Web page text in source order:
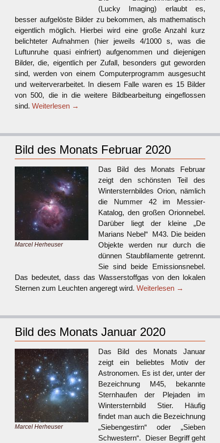
(Lucky Imaging) erlaubt es,
besser aufgelöste Bilder zu bekommen, als mathematisch
eigentlich möglich. Hierbei wird eine große Anzahl kurz
belichteter Aufnahmen (hier jeweils 4/1000 s, was die
Luftunruhe quasi einfriert) aufgenommen und diejenigen
Bilder, die, eigentlich per Zufall, besonders gut geworden
sind, werden von einem Computerprogramm ausgesucht
und weiterverarbeitet. In diesem Falle waren es 15 Bilder
von 500, die in die weitere Bildbearbeitung eingeflossen
sind. Weiterlesen →
Bild des Monats Februar 2020
Marcel Herheuser
Das Bild des Monats Februar
zeigt den schönsten Teil des
Wintersternbildes Orion, nämlich
die Nummer 42 im Messier-
Katalog, den großen Orionnebel.
Darüber liegt der kleine „De
Marians Nebel“ M43. Die beiden
Objekte werden nur durch die
dünnen Staubfilamente getrennt.
Sie sind beide Emissionsnebel.
Das bedeutet, dass das Wasserstoffgas von den lokalen
Sternen zum Leuchten angeregt wird. Weiterlesen →
Bild des Monats Januar 2020
Marcel Herheuser
Das Bild des Monats Januar
zeigt ein beliebtes Motiv der
Astronomen. Es ist der, unter der
Bezeichnung M45, bekannte
Sternhaufen der Plejaden im
Wintersternbild Stier. Häufig
findet man auch die Bezeichnung
„Siebengestirn“ oder „Sieben
Schwestern“. Dieser Begriff geht